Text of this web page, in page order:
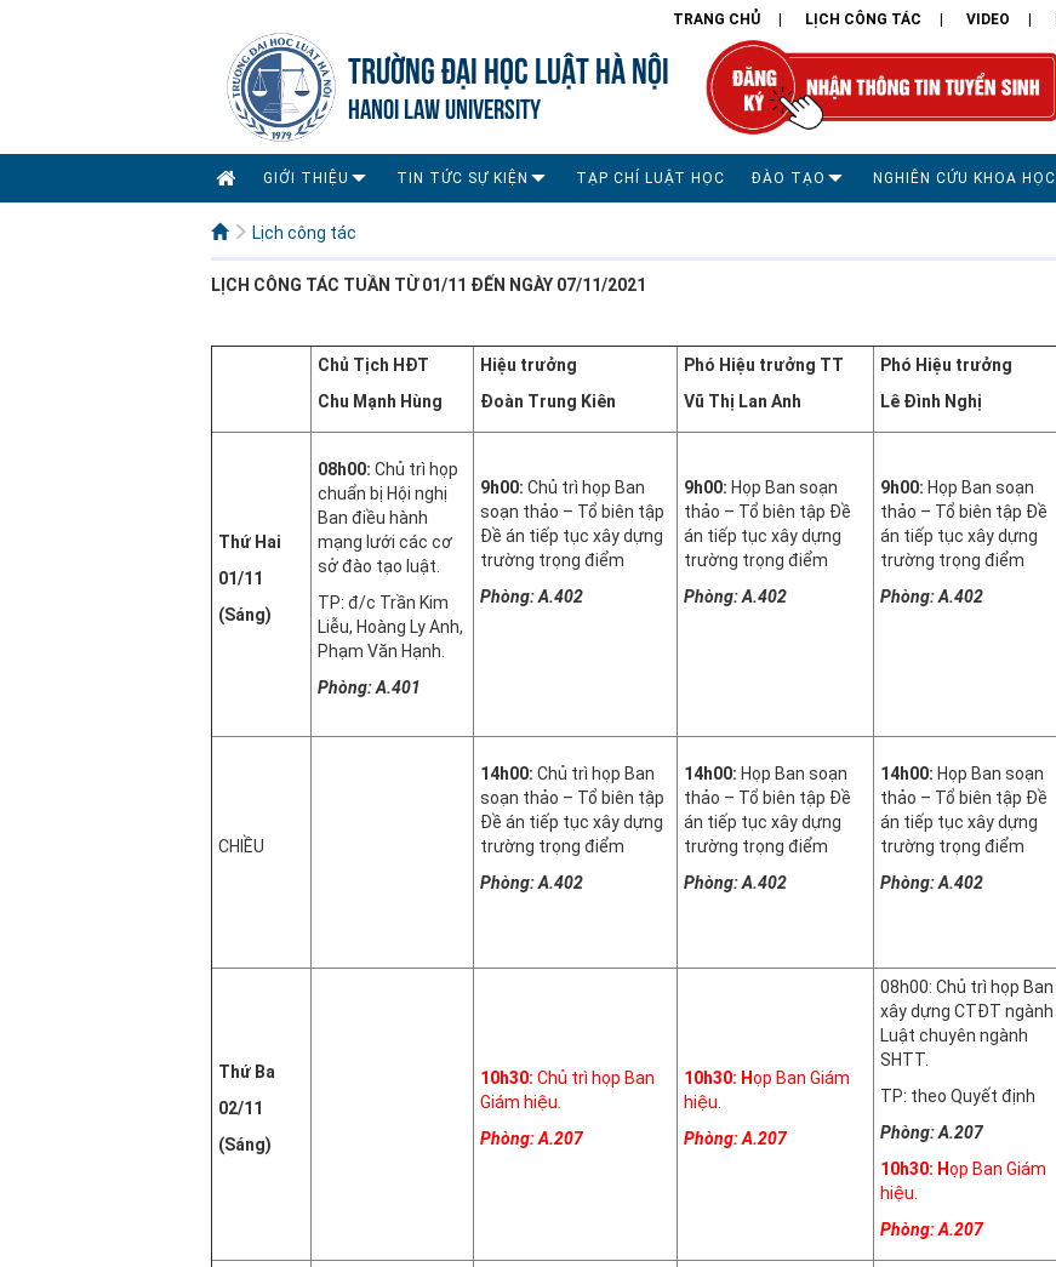
TRANG CHỦ LỊCH CÔNG TÁC VIDEO
TRƯỜNG ĐẠI HỌC LUẬT HÀ NỘI
HANOI LAW UNIVERSITY
GIỚI THIỆU TIN TỨC SỰ KIỆN TẠP CHÍ LUẬT HỌC ĐÀO TẠO NGHIÊN CỨU KHOA HỌC
Lịch công tác
LỊCH CÔNG TÁC TUẦN TỪ 01/11 ĐẾN NGÀY 07/11/2021
Chủ Tịch HĐT
Chu Mạnh Hùng
Hiệu trưởng
Đoàn Trung Kiên
Phó Hiệu trưởng TT
Vũ Thị Lan Anh
Phó Hiệu trưởng
Lê Đình Nghị
Thứ Hai
01/11
(Sáng)
08h00: Chủ trì họp
chuẩn bị Hội nghị
Ban điều hành
mạng lưới các cơ
sở đào tạo luật.
TP: đ/c Trần Kim
Liễu, Hoàng Ly Anh,
Phạm Văn Hạnh.
Phòng: A.401
9h00: Chủ trì họp Ban
soạn thảo – Tổ biên tập
Đề án tiếp tục xây dựng
trường trọng điểm
Phòng: A.402
9h00: Họp Ban soạn
thảo – Tổ biên tập Đề
án tiếp tục xây dựng
trường trọng điểm
Phòng: A.402
9h00: Họp Ban soạn
thảo – Tổ biên tập Đề
án tiếp tục xây dựng
trường trọng điểm
Phòng: A.402
CHIỀU
14h00: Chủ trì họp Ban
soạn thảo – Tổ biên tập
Đề án tiếp tục xây dựng
trường trọng điểm
Phòng: A.402
14h00: Họp Ban soạn
thảo – Tổ biên tập Đề
án tiếp tục xây dựng
trường trọng điểm
Phòng: A.402
14h00: Họp Ban soạn
thảo – Tổ biên tập Đề
án tiếp tục xây dựng
trường trọng điểm
Phòng: A.402
Thứ Ba
02/11
(Sáng)
10h30: Chủ trì họp Ban
Giám hiệu.
Phòng: A.207
10h30: Họp Ban Giám
hiệu.
Phòng: A.207
08h00: Chủ trì họp Ban
xây dựng CTĐT ngành
Luật chuyên ngành
SHTT.
TP: theo Quyết định
Phòng: A.207
10h30: Họp Ban Giám
hiệu.
Phòng: A.207